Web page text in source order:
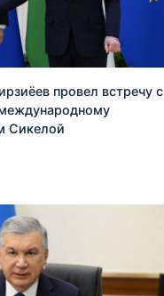
провел встречу с
Сикелой